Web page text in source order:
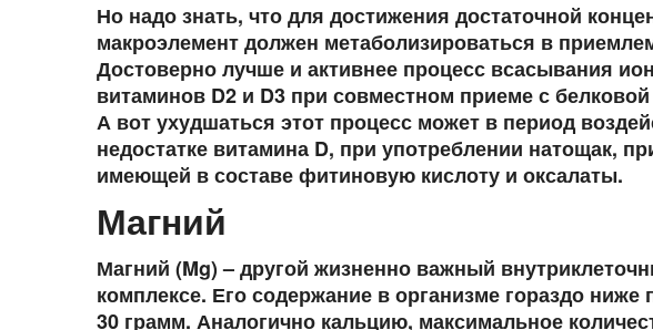
Но надо знать, что для достижения достаточной
макроэлемент должен метаболизироваться в
Достоверно лучше и активнее процесс всасывания
витаминов D2 и D3 при совместном приеме с
А вот ухудшаться этот процесс может в период
недостатке витамина D, при употреблении натощак,
имеющей в составе фитиновую кислоту и оксалаты.
Магний
Магний (Mg) – другой жизненно важный
комплексе. Его содержание в организме гораздо
30 грамм. Аналогично кальцию, максимальное